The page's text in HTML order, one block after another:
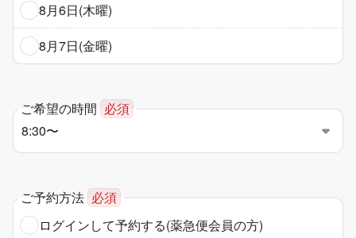
8月6日(木曜)
8月7日(金曜)
ご希望の時間 必須
ご予約方法 必須
ログインして予約する(薬急便会員の方)